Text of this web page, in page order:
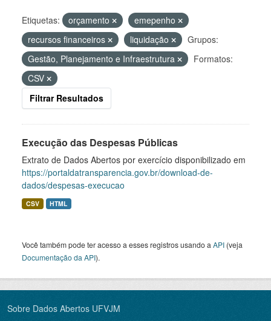
Etiquetas: orçamento
emepenho
recursos financeiros
liquidação
Grupos:
Gestão, Planejamento e Infraestrutura
Formatos:
CSV
Filtrar Resultados
Execução das Despesas Públicas
Extrato de Dados Abertos por exercício disponibilizado em
https://portaldatransparencia.gov.br/download-de-
dados/despesas-execucao
CSV HTML
Você também pode ter acesso a esses registros usando a API (veja
Documentação da API).
Sobre Dados Abertos UFVJM